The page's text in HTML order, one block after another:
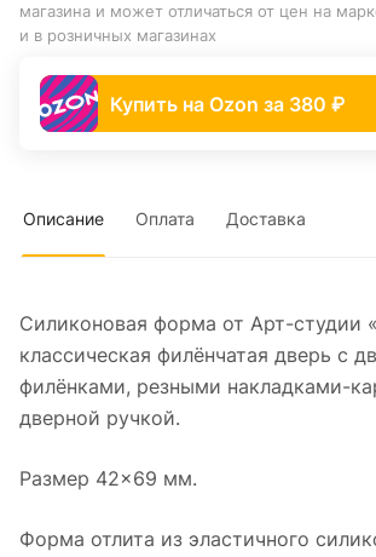
магазина и может отличаться от цен на
и в розничных магазинах
Купить на Ozon за 380 ₽
Описание Оплата Доставка
Силиконовая форма от Арт-студии
классическая филёнчатая дверь с
филёнками, резными накладками-
дверной ручкой.
Размер 42×69 мм.
Форма отлита из эластичного